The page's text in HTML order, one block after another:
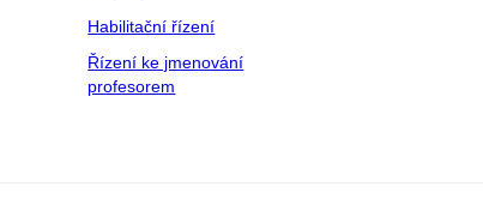
Habilitační řízení
Řízení ke jmenování
profesorem